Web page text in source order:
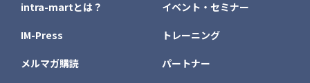
intra-martとは？
IM-Press
メルマガ購読
イベント・セミナー
トレーニング
パートナー